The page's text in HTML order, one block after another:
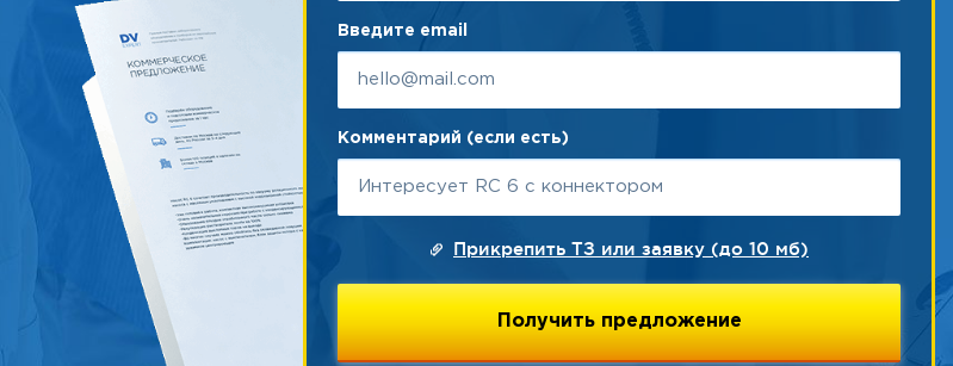
Введите email
Комментарий (если есть)
Прикрепить ТЗ или заявку (до 10 мб)